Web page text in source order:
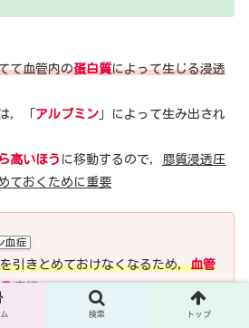
て血管内の蛋白質によって生じる浸透
，「 アルブミン 」によって生み出され
高いほう に移動するので， 膠質浸透圧
ておくために重要
血症
引きとめておけなくなるため，血管
病態
検索 トップ